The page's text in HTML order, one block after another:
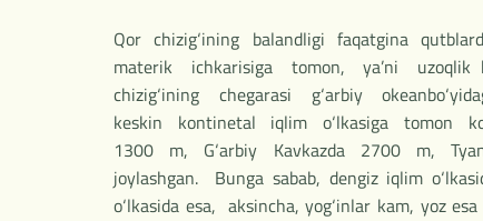
Qor chizig‘ining balandligi faqatgina
materik ichkarisiga tomon, ya’ni uzoqlik
chizig‘ining chegarasi g‘arbiy
keskin kontinetal iqlim o‘lkasiga tomon
1300 m, G‘arbiy Kavkazda 2700 m,
joylashgan. Bunga sabab, dengiz iqlim
o‘lkasida esa, aksincha, yog‘inlar kam, yoz